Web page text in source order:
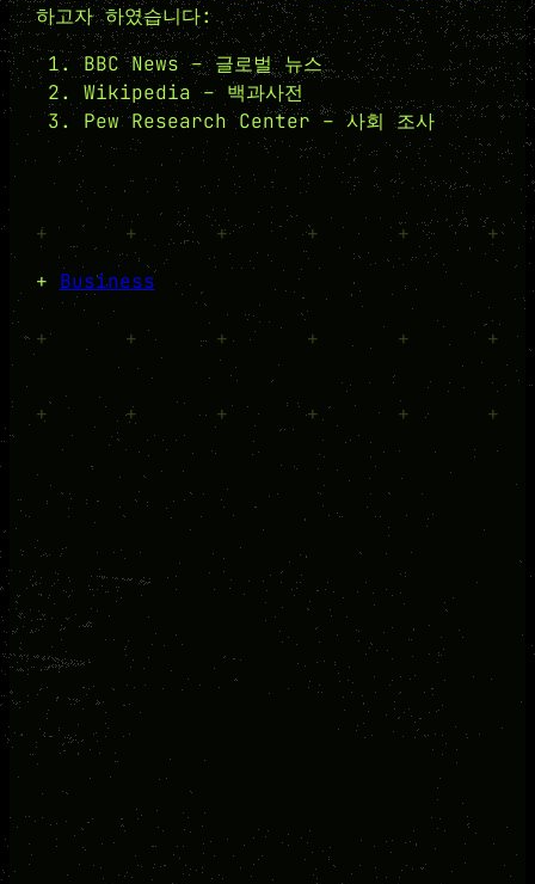
하고자 하였습니다:
BBC News – 글로벌 뉴스
Wikipedia – 백과사전
Pew Research Center – 사회 조사
+ + + + +
+
+ Business
+ + + + + +
+ + + + + +